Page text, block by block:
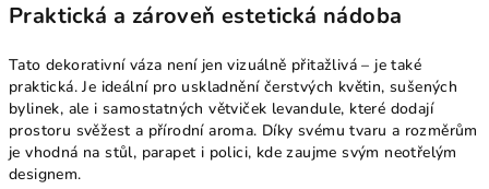
Praktická a zároveň estetická nádoba
Tato dekorativní váza není jen vizuálně přitažlivá – je také
praktická. Je ideální pro uskladnění čerstvých květin, sušených
bylinek, ale i samostatných větviček levandule, které dodají
prostoru svěžest a přírodní aroma. Díky svému tvaru a rozměrům
je vhodná na stůl, parapet i polici, kde zaujme svým neotřelým
designem.